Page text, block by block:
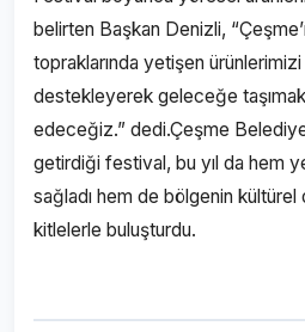
belirten Başkan Denizli,
topraklarında yetişen
destekleyerek geleceğe
edeceğiz.” dedi.Çeşme
getirdiği festival, bu yıl da hem
sağladı hem de bölgenin
kitlelerle buluşturdu.